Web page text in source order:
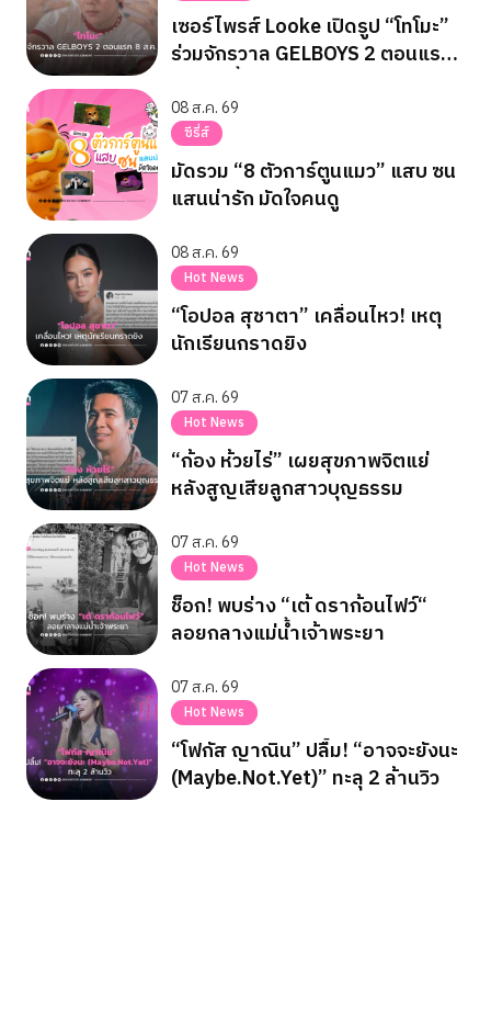
เซอร์ไพรส์ Looke เปิดรูป “โทโมะ”
ร่วมจักรวาล GELBOYS 2 ตอนแรก
08 ส.ค. 69
ซีรี่ส์
มัดรวม “8 ตัวการ์ตูนแมว” แสบ ซน
แสนน่ารัก มัดใจคนดู
08 ส.ค. 69
Hot News
“โอปอล สุชาตา” เคลื่อนไหว! เหตุ
นักเรียนกราดยิง
07 ส.ค. 69
Hot News
“ก้อง ห้วยไร่” เผยสุขภาพจิตแย่
หลังสูญเสียลูกสาวบุญธรรม
07 ส.ค. 69
Hot News
ช็อก! พบร่าง “เต้ ดราก้อนไฟว์“
ลอยกลางแม่น้ำเจ้าพระยา
07 ส.ค. 69
Hot News
“โฟกัส ญาณิน” ปลื้ม! “อาจจะยังนะ
(Maybe.Not.Yet)” ทะลุ 2 ล้านวิว